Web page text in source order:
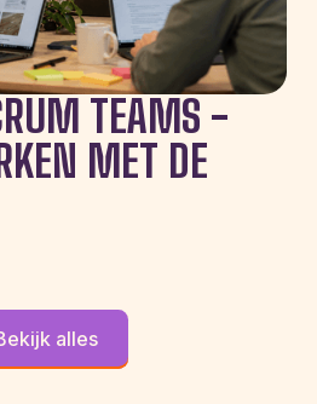
TEAMS -
MET DE
alles